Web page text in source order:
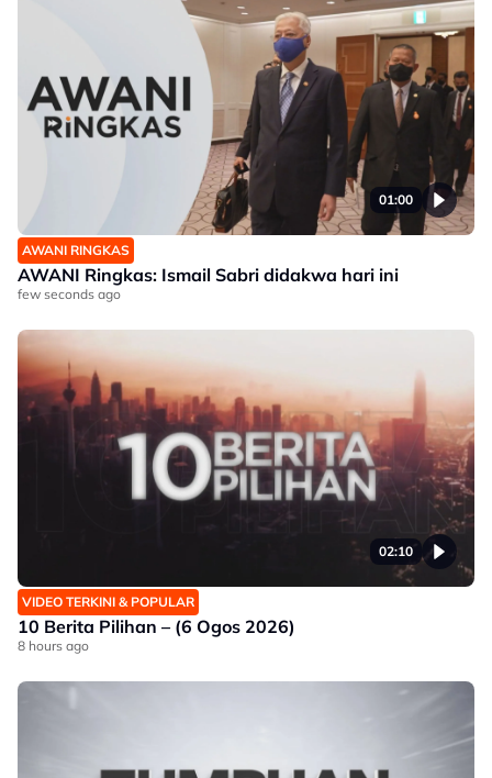
01:00
AWANI RINGKAS
AWANI Ringkas: Ismail Sabri didakwa hari ini
few seconds ago
02:10
VIDEO TERKINI & POPULAR
10 Berita Pilihan – (6 Ogos 2026)
8 hours ago